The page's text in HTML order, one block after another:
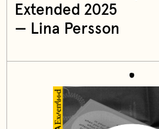
Extended 2025
— Lina Persson